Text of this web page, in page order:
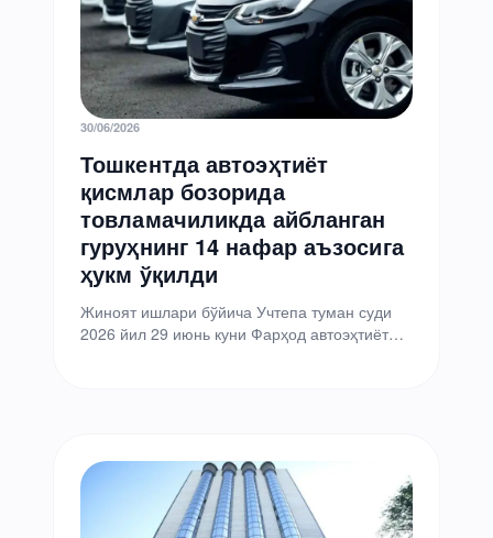
30/06/2026
Тошкентда автоэҳтиёт
қисмлар бозорида
товламачиликда айбланган
гуруҳнинг 14 нафар аъзосига
ҳукм ўқилди
Жиноят ишлари бўйича Учтепа туман суди
2026 йил 29 июнь куни Фарҳод автоэҳтиёт